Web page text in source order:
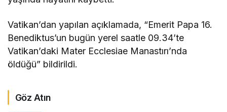
Vatikan’dan yapılan açıklamada, “Emerit Papa 16.
Benediktus’un bugün yerel saatle 09.34’te
Vatikan’daki Mater Ecclesiae Manastırı’nda
öldüğü” bildirildi.
Göz Atın